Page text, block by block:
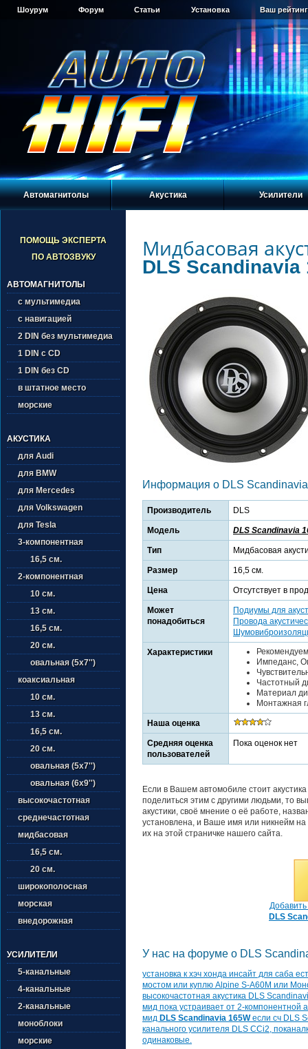
Шоурум Форум Статьи Установка Ваш
Автомагнитолы Акустика Усилители
ПОМОЩЬ ЭКСПЕРТА
ПО АВТОЗВУКУ
АВТОМАГНИТОЛЫ
с мультимедиа
с навигацией
2 DIN без мультимедиа
1 DIN с CD
1 DIN без CD
в штатное место
морские
АКУСТИКА
для Audi
для BMW
для Mercedes
для Volkswagen
для Tesla
3-компонентная
16,5 см.
2-компонентная
10 см.
13 см.
16,5 см.
20 см.
овальная (5х7'')
коаксиальная
10 см.
13 см.
16,5 см.
20 см.
овальная (5х7'')
овальная (6х9'')
высокочастотная
среднечастотная
мидбасовая
16,5 см.
20 см.
широкополосная
морская
внедорожная
УСИЛИТЕЛИ
5-канальные
4-канальные
2-канальные
моноблоки
морские
Мидбасовая
DLS Scandinavia
Информация о DLS
Производитель DLS
Модель DLS Scandinavia
Тип Мидбасовая
Размер 16,5 см.
Цена Отсутствует в
Может
понадобиться
Подиумы для
Провода
Характеристики
Импеданс,
Частотный
Материал
Монтажная
Наша оценка
Средняя оценка
пользователей
Пока оценок нет
Если в Вашем автомобиле стоит
поделиться этим с другими людьми, то
акустики, своё мнение о её работе,
установлена, и Ваше имя или никнейм
их на этой страничке нашего сайта.
DLS
У нас на форуме о DLS
установка к хэч хонда инсайт для саба
мостом или куплю Alpine S-A60M или
высокочастотная акустика DLS
мид пока устраивает от 2-компонентной
мид DLS Scandinavia 165Wесли сч DLS
канального усилителя DLS CCi2,
одинаковые.